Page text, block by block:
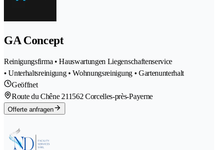
GA Concept
Reinigungsfirma • Hauswartungen Liegenschaftenservice
• Unterhaltsreinigung • Wohnungsreinigung • Gartenunterhalt
Geöffnet
Route du Chêne 211562 Corcelles-près-Payerne
Offerte anfragen